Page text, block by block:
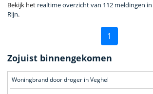
Bekijk het realtime overzicht van 112 meldingen
Rijn.
1
Zojuist binnengekomen
Woningbrand door droger in Veghel